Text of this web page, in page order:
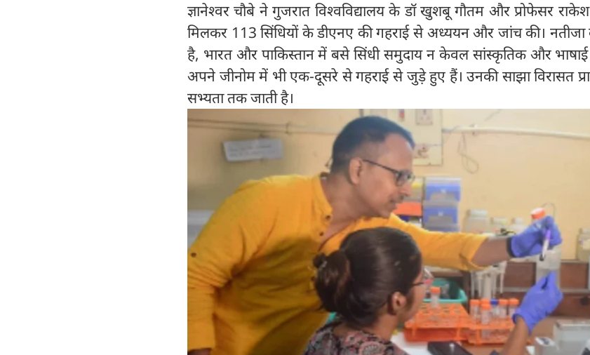
ज्ञानेश्वर चौबे ने गुजरात विश्वविद्यालय के डॉ खुशबू गौतम और प्रोफेसर
मिलकर 113 सिंधियों के डीएनए की गहराई से अध्ययन और जांच की। नतीजा
है, भारत और पाकिस्तान में बसे सिंधी समुदाय न केवल सांस्कृतिक और
अपने जीनोम में भी एक-दूसरे से गहराई से जुड़े हुए हैं। उनकी साझा विरासत
सभ्यता तक जाती है।